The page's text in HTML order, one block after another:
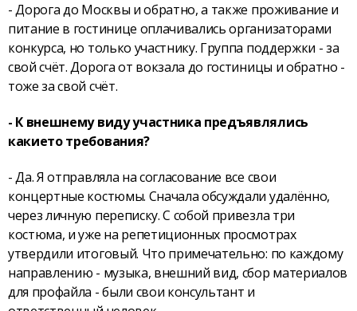
- Дорога до Москвы и обратно, а также проживание и
питание в гостинице оплачивались организаторами
конкурса, но только участнику. Группа поддержки - за
свой счёт. Дорога от вокзала до гостиницы и обратно -
тоже за свой счёт.
- К внешнему виду участника предъявлялись
какие­то требования?
- Да. Я отправляла на согласование все свои
концертные костюмы. Сначала обсуждали удалённо,
через личную переписку. С собой привезла три
костюма, и уже на репетиционных просмотрах
утвердили итоговый. Что примечательно: по каждому
направлению - музыка, внешний вид, сбор материалов
для профайла - были свои консультант и